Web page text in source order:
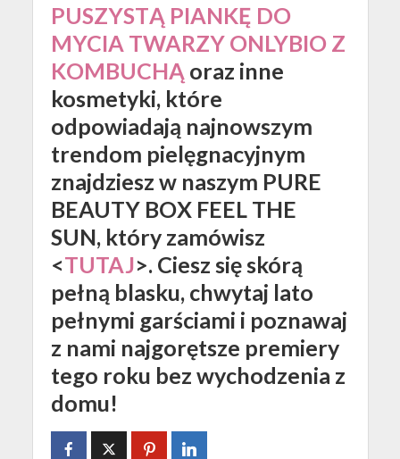
PUSZYSTĄ PIANKĘ DO
MYCIA TWARZY ONLYBIO Z
KOMBUCHĄ oraz inne
kosmetyki, które
odpowiadają najnowszym
trendom pielęgnacyjnym
znajdziesz w naszym PURE
BEAUTY BOX FEEL THE
SUN, który zamówisz
<TUTAJ>. Ciesz się skórą
pełną blasku, chwytaj lato
pełnymi garściami i poznawaj
z nami najgorętsze premiery
tego roku bez wychodzenia z
domu!